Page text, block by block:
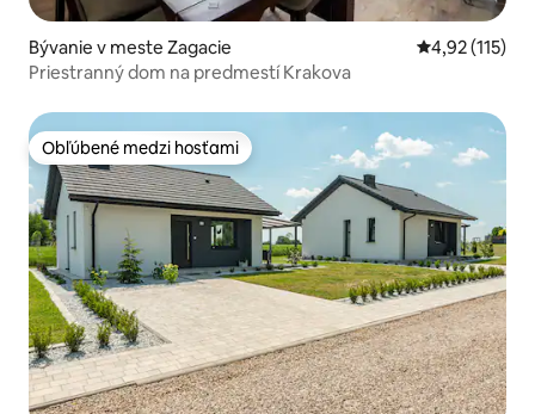
Bývanie v meste Zagacie Priemerné
4,92 (115)
Priestranný dom na predmestí Krakova
Obľúbené medzi hosťami
Obľúbené medzi hosťami